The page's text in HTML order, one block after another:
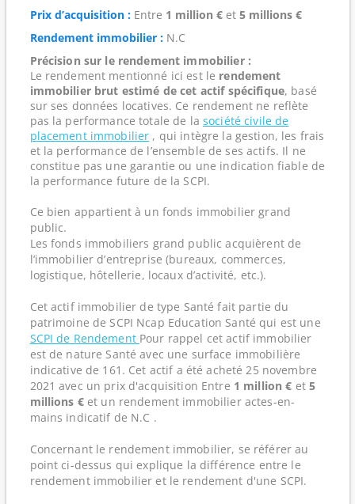
Prix d’acquisition :Entre 1 million €et 5 millions €
Rendement immobilier :N.C
Précision sur le rendement immobilier :
Le rendement mentionné ici est le rendement
immobilier brut estimé de cet actif spécifique, basé
sur ses données locatives. Ce rendement ne reflète
pas la performance totale de la société civile de
placement immobilier , qui intègre la gestion, les frais
et la performance de l’ensemble de ses actifs. Il ne
constitue pas une garantie ou une indication fiable de
la performance future de la SCPI.
Ce bien appartient à un fonds immobilier grand
public.
Les fonds immobiliers grand public acquièrent de
l’immobilier d’entreprise (bureaux, commerces,
logistique, hôtellerie, locaux d’activité, etc.).
Cet actif immobilier de type Santé fait partie du
patrimoine de SCPI Ncap Education Santé qui est une
SCPI de Rendement Pour rappel cet actif immobilier
est de nature Santé avec une surface immobilière
indicative de 161. Cet actif a été acheté 25 novembre
2021 avec un prix d'acquisition Entre 1 million € et 5
millions €et un rendement immobilier actes-en-
mains indicatif de N.C .
Concernant le rendement immobilier, se référer au
point ci-dessus qui explique la différence entre le
rendement immobilier et le rendement d'une SCPI.